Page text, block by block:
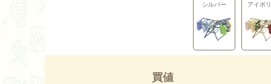
シルバー アイボ
買値